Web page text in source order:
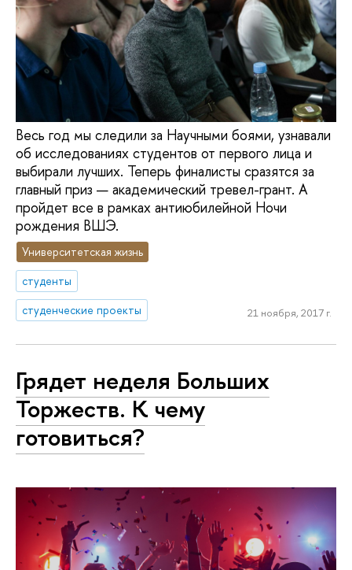
Весь год мы следили за Научными боями, узнавали
об исследованиях студентов от первого лица и
выбирали лучших. Теперь финалисты сразятся за
главный приз — академический тревел-грант. А
пройдет все в рамках антиюбилейной Ночи
рождения ВШЭ.
Университетская жизнь
студенты
студенческие проекты
21 ноября, 2017 г.
Грядет неделя Больших
Торжеств. К чему
готовиться?